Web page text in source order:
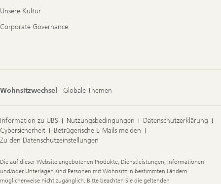
Unsere Kultur
Corporate Governance
Wohnsitzwechsel Globale Themen
Information zu UBS Nutzungsbedingungen
Datenschutzerklärung
Cybersicherheit
Betrügerische E-Mails melden
Zu den Datenschutzeinstellungen
Legal
Information
Die auf dieser Website angebotenen Produkte, Dienstleistungen, Informationen
und/oder Unterlagen sind Personen mit Wohnsitz in bestimmten Ländern
möglicherweise nicht zugänglich. Bitte beachten Sie die geltenden